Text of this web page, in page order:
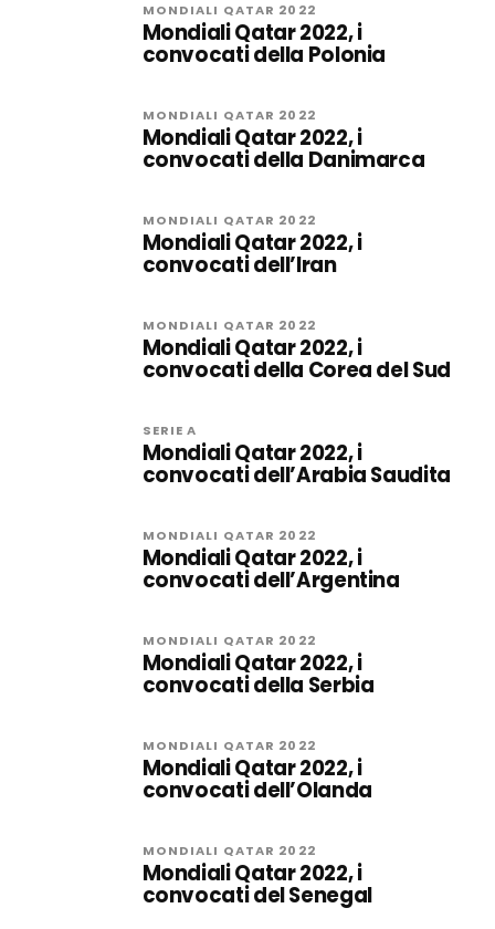
MONDIALI QATAR 2022
Mondiali Qatar 2022, i
convocati della Polonia
MONDIALI QATAR 2022
Mondiali Qatar 2022, i
convocati della Danimarca
MONDIALI QATAR 2022
Mondiali Qatar 2022, i
convocati dell’Iran
MONDIALI QATAR 2022
Mondiali Qatar 2022, i
convocati della Corea del Sud
SERIE A
Mondiali Qatar 2022, i
convocati dell’Arabia Saudita
MONDIALI QATAR 2022
Mondiali Qatar 2022, i
convocati dell’Argentina
MONDIALI QATAR 2022
Mondiali Qatar 2022, i
convocati della Serbia
MONDIALI QATAR 2022
Mondiali Qatar 2022, i
convocati dell’Olanda
MONDIALI QATAR 2022
Mondiali Qatar 2022, i
convocati del Senegal